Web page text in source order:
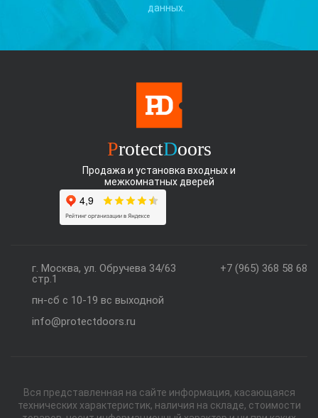
данных.
ProtectDoors
Продажа и установка входных и
межкомнатных дверей
+7 (965) 368 58 68
г. Москва, ул. Обручева 34/63
стр.1
пн-сб с 10-19 вс выходной
info@protectdoors.ru
Вся представленная на сайте информация, касающаяся
технических характеристик, наличия на складе, стоимости